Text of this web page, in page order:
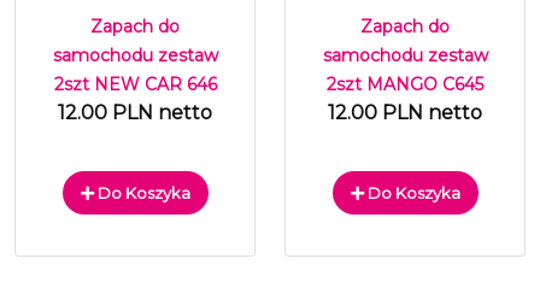
Zapach do
samochodu zestaw
2szt NEW CAR 646
12.00 PLN netto
Do Koszyka
Zapach do
samochodu zestaw
2szt MANGO C645
12.00 PLN netto
Do Koszyka